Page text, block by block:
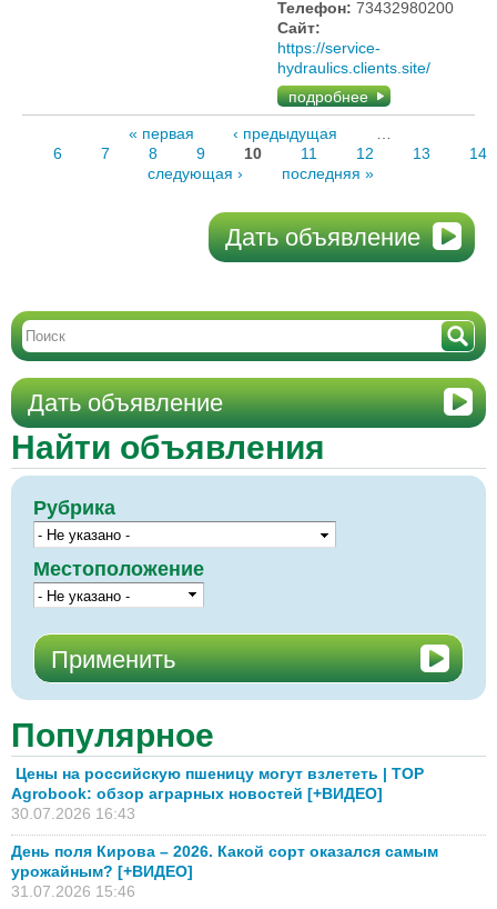
Телефон: 73432980200
Сайт:
https://service-
hydraulics.clients.site/
подробнее
« первая ‹ предыдущая
6
7 8 9 10 11 12 13
14
следующая ›
последняя »
Дать объявление
Дать объявление
Найти объявления
Рубрика
Местоположение
Популярное
Цены на российскую пшеницу могут взлететь | TOP
Agrobook: обзор аграрных новостей [+ВИДЕО]
30.07.2026 16:43
День поля Кирова – 2026. Какой сорт оказался самым
урожайным? [+ВИДЕО]
31.07.2026 15:46